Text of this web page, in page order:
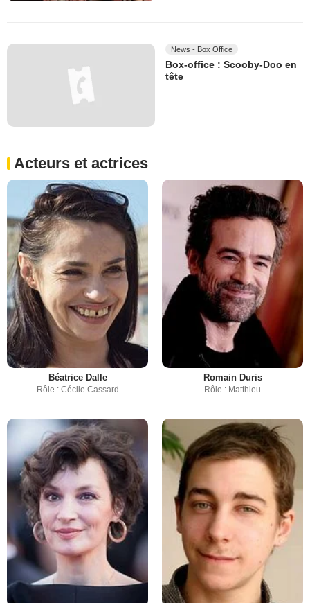
News - Box Office
Box-office : Scooby-Doo en
tête
Acteurs et actrices
Béatrice Dalle
Rôle : Cécile Cassard
Romain Duris
Rôle : Matthieu